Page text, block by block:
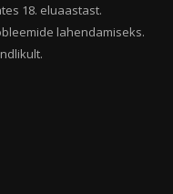
18. eluaastast.
lahendamiseks.